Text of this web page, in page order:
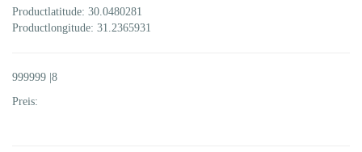
Productlatitude: 30.0480281
Productlongitude: 31.2365931
999999 |8
Preis: